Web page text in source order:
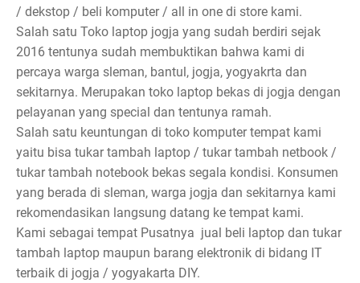
/ dekstop / beli komputer / all in one di store kami.
Salah satu Toko laptop jogja yang sudah berdiri sejak
2016 tentunya sudah membuktikan bahwa kami di
percaya warga sleman, bantul, jogja, yogyakrta dan
sekitarnya. Merupakan toko laptop bekas di jogja dengan
pelayanan yang special dan tentunya ramah.
Salah satu keuntungan di toko komputer tempat kami
yaitu bisa tukar tambah laptop / tukar tambah netbook /
tukar tambah notebook bekas segala kondisi. Konsumen
yang berada di sleman, warga jogja dan sekitarnya kami
rekomendasikan langsung datang ke tempat kami.
Kami sebagai tempat Pusatnya jual beli laptop dan tukar
tambah laptop maupun barang elektronik di bidang IT
terbaik di jogja / yogyakarta DIY.